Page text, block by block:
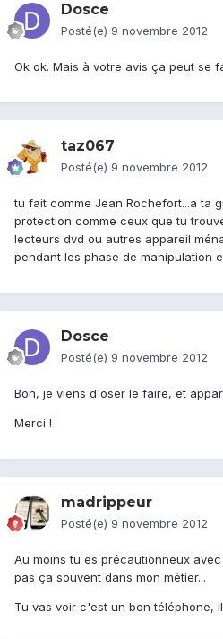
Dosce
Posté(e) 9 novembre 2012
Ok ok. Mais à votre avis ça peut se
taz067
Posté(e) 9 novembre 2012
tu fait comme Jean Rochefort...a ta
protection comme ceux que tu
lecteurs dvd ou autres appareil
pendant les phase de manipulation
Dosce
Posté(e) 9 novembre 2012
Bon, je viens d'oser le faire, et
Merci !
madrippeur
Posté(e) 9 novembre 2012
Au moins tu es précautionneux
pas ça souvent dans mon métier...
Tu vas voir c'est un bon téléphone,